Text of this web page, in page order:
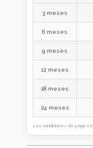
3 meses
6 meses
9 meses
12 meses
18 meses
24 meses
Las condiciones de pago